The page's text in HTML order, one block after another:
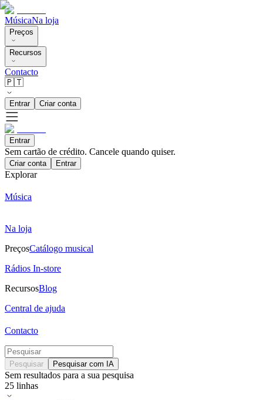
MúsicaNa loja
Preços
Recursos
Contacto
🇵🇹
Entrar Criar conta
Entrar
Sem cartão de crédito. Cancele quando quiser.
Criar conta Entrar
Explorar
Música
Na loja
PreçosCatálogo musical
Rádios In-store
RecursosBlog
Central de ajuda
Contacto
Pesquisar Pesquisar com IA
Sem resultados para a sua pesquisa
25 linhas